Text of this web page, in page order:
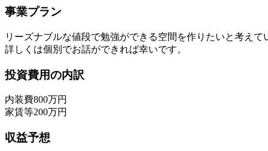
事業プラン
リーズナブルな値段で勉強ができる空間を作りたいと考えて
詳しくは個別でお話ができれば幸いです。
投資費用の内訳
内装費800万円
家賃等200万円
収益予想